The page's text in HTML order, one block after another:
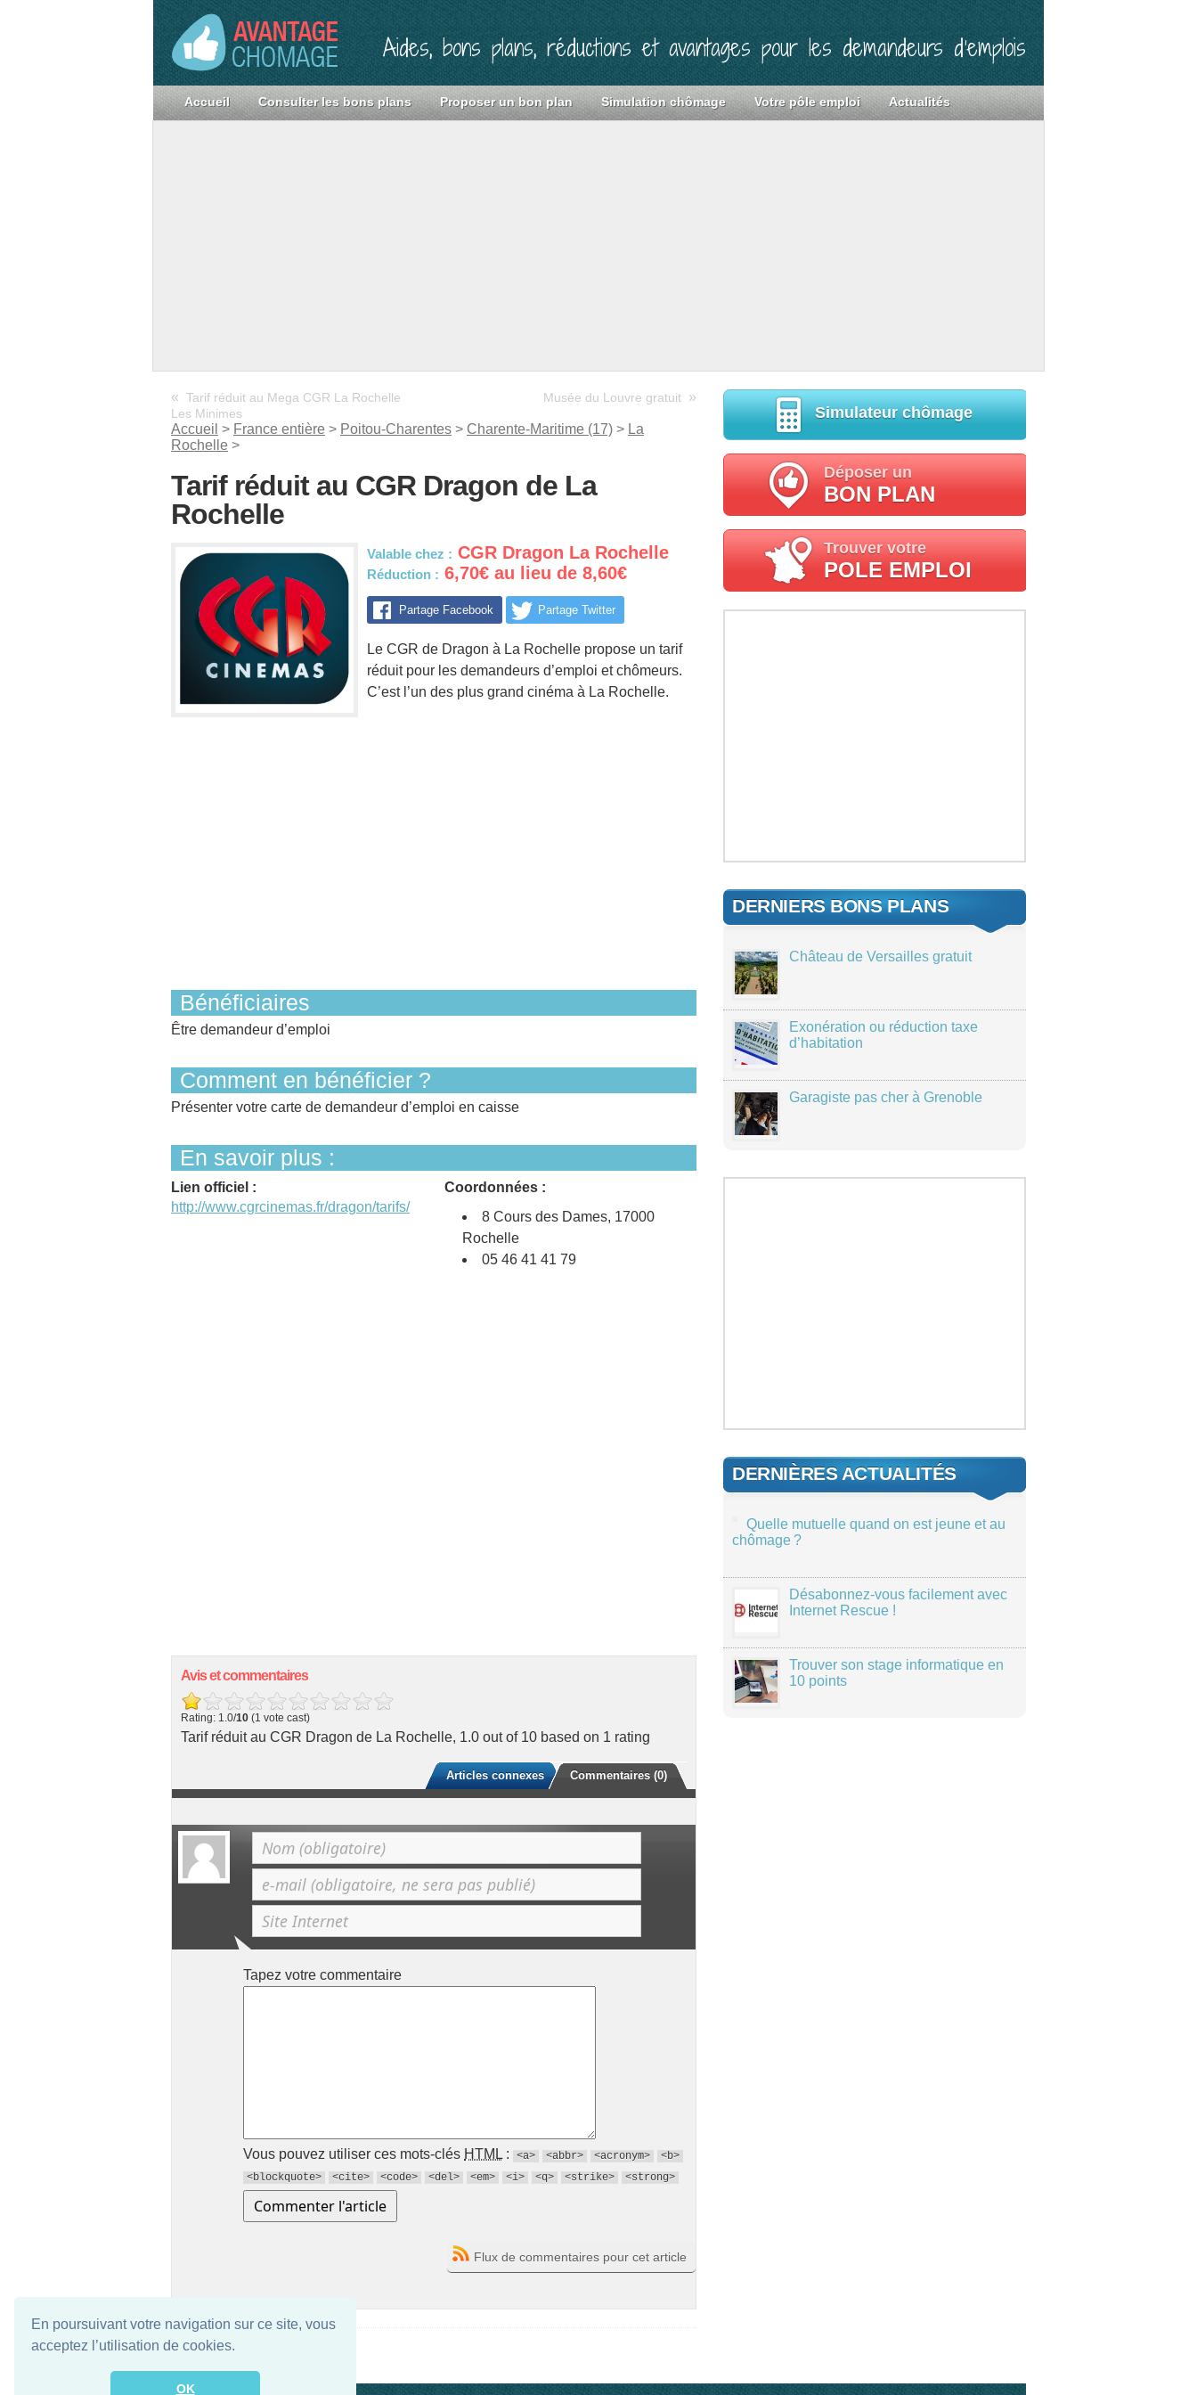
En poursuivant votre navigation sur ce site, vous
acceptez l’utilisation de cookies.
OK
Aides, bons plans, réductions et avantages pour les demandeurs d’emplois
Accueil Consulter les bons plans Proposer un bon plan Simulation chômage Votre pôle emploi Actualités
« Tarif réduit au Mega CGR La Rochelle
Les Minimes
Musée du Louvre gratuit »
Accueil > France entière > Poitou-Charentes > Charente-Maritime (17) > La
Rochelle >
Tarif réduit au CGR Dragon de La
Rochelle
Valable chez : CGR Dragon La Rochelle
Réduction : 6,70€ au lieu de 8,60€
Partage Facebook Partage Twitter
Le CGR de Dragon à La Rochelle propose un tarif
réduit pour les demandeurs d’emploi et chômeurs.
C’est l’un des plus grand cinéma à La Rochelle.
Bénéficiaires
Être demandeur d’emploi
Comment en bénéficier ?
Présenter votre carte de demandeur d’emploi en caisse
En savoir plus :
Lien officiel :
http://www.cgrcinemas.fr/dragon/tarifs/
Coordonnées :
8 Cours des Dames, 17000
Rochelle
05 46 41 41 79
Avis et commentaires
Rating: 1.0/10 (1 vote cast)
Tarif réduit au CGR Dragon de La Rochelle, 1.0 out of 10 based on 1 rating
Commentaires (0)
Articles connexes
Tapez votre commentaire
Vous pouvez utiliser ces mots-clés HTML : <a> <abbr> <acronym>
<b>
<blockquote>
<cite> <code> <del> <em> <i> <q> <strike> <strong>
Flux de commentaires pour cet article
Simulateur chômage
Déposer un
BON PLAN
Trouver votre
POLE EMPLOI
DERNIERS BONS PLANS
Château de Versailles gratuit
Exonération ou réduction taxe
d’habitation
Garagiste pas cher à Grenoble
DERNIÈRES ACTUALITÉS
Quelle mutuelle quand on est jeune et au
chômage ?
Désabonnez-vous facilement avec
Internet Rescue !
Trouver son stage informatique en
10 points